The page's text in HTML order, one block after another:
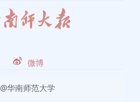
微博
@华南师范大学